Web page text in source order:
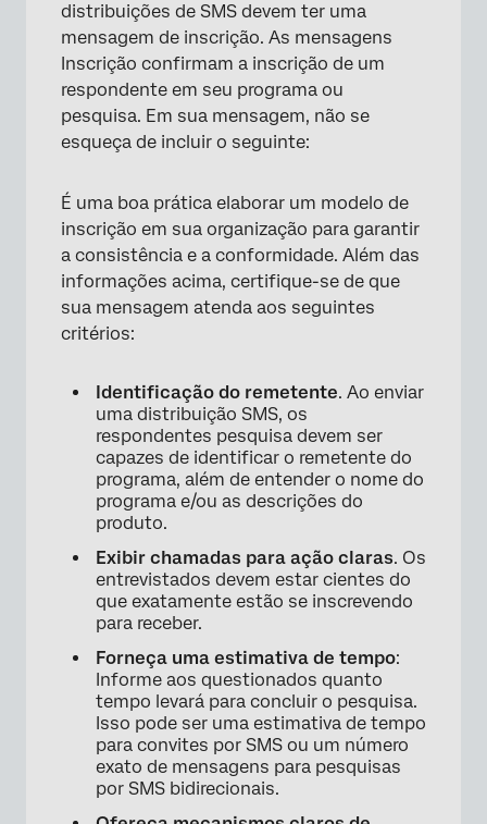
distribuições de SMS devem ter uma
mensagem de inscrição. As mensagens
Inscrição confirmam a inscrição de um
respondente em seu programa ou
pesquisa. Em sua mensagem, não se
esqueça de incluir o seguinte:
É uma boa prática elaborar um modelo de
inscrição em sua organização para garantir
a consistência e a conformidade. Além das
informações acima, certifique-se de que
sua mensagem atenda aos seguintes
critérios:
Identificação do remetente. Ao enviar
uma distribuição SMS, os
respondentes pesquisa devem ser
capazes de identificar o remetente do
programa, além de entender o nome do
programa e/ou as descrições do
produto.
Exibir chamadas para ação claras. Os
entrevistados devem estar cientes do
que exatamente estão se inscrevendo
para receber.
Forneça uma estimativa de tempo:
Informe aos questionados quanto
tempo levará para concluir o pesquisa.
Isso pode ser uma estimativa de tempo
para convites por SMS ou um número
exato de mensagens para pesquisas
por SMS bidirecionais.